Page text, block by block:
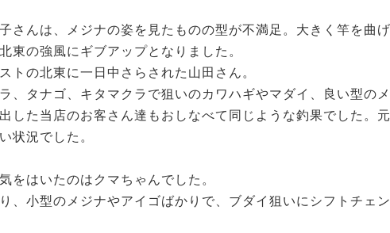
さんは、メジナの姿を見たものの型が不満足。大きく竿を曲
東の強風にギブアップとなりました。
トの北東に一日中さらされた山田さん。
、タナゴ、キタマクラで狙いのカワハギやマダイ、良い型の
した当店のお客さん達もおしなべて同じような釣果でした。
状況でした。
をはいたのはクマちゃんでした。
、小型のメジナやアイゴばかりで、ブダイ狙いにシフトチェ